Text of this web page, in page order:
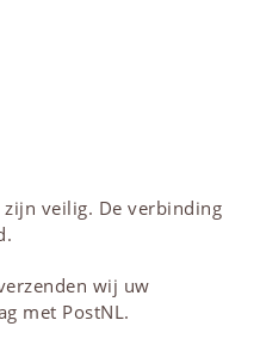
zijn veilig. De verbinding
wij uw
met PostNL.